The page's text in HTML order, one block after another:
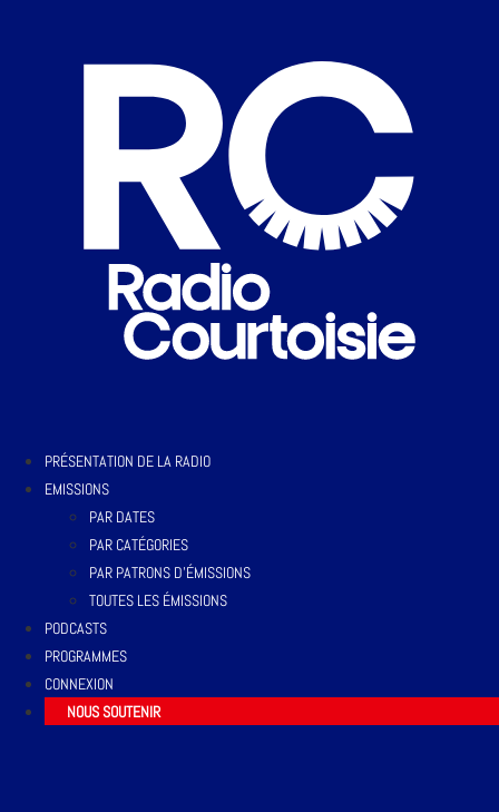
PRÉSENTATION DE LA RADIO
EMISSIONS
PAR DATES
PAR CATÉGORIES
PAR PATRONS D’ÉMISSIONS
TOUTES LES ÉMISSIONS
PODCASTS
PROGRAMMES
CONNEXION
NOUS SOUTENIR